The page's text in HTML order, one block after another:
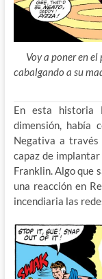
Voy a poner en
cabalgando a su
En esta historia
dimensión, había
Negativa a
capaz de
Franklin. Algo que
una reacción en
incendiaria las